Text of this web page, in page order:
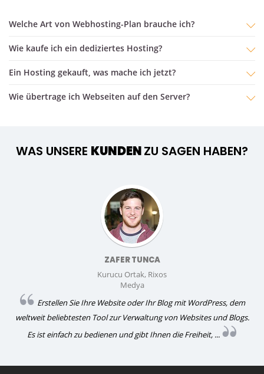
Welche Art von Webhosting-Plan brauche ich?
Wie kaufe ich ein dediziertes Hosting?
ein Hosting gekauft, was mache ich jetzt?
Wie übertrage ich Webseiten auf den Server?
WAS UNSERE KUNDENZU SAGEN HABEN?
ZAFER TUNCA
Kurucu Ortak, Rixos
Medya
Erstellen Sie Ihre Website oder Ihr Blog mit WordPress, dem
weltweit beliebtesten Tool zur Verwaltung von Websites und Blogs.
Es ist einfach zu bedienen und gibt Ihnen die Freiheit, ...